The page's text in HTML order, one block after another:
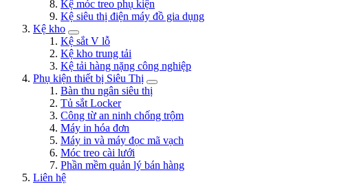
Kệ móc treo phụ kiện
Kệ siêu thị điện máy đồ gia dụng
Kệ kho
Kệ sắt V lỗ
Kệ kho trung tải
Kệ tải hàng nặng công nghiệp
Phụ kiện thiết bị Siêu Thị
Bàn thu ngân siêu thị
Tủ sắt Locker
Công từ an ninh chống trộm
Máy in hóa đơn
Máy in và máy đọc mã vạch
Móc treo cài lưới
Phần mềm quản lý bán hàng
Liên hệ